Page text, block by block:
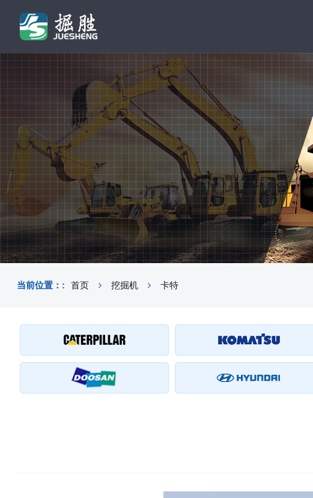
当前位置：: 首页 挖掘机 卡特